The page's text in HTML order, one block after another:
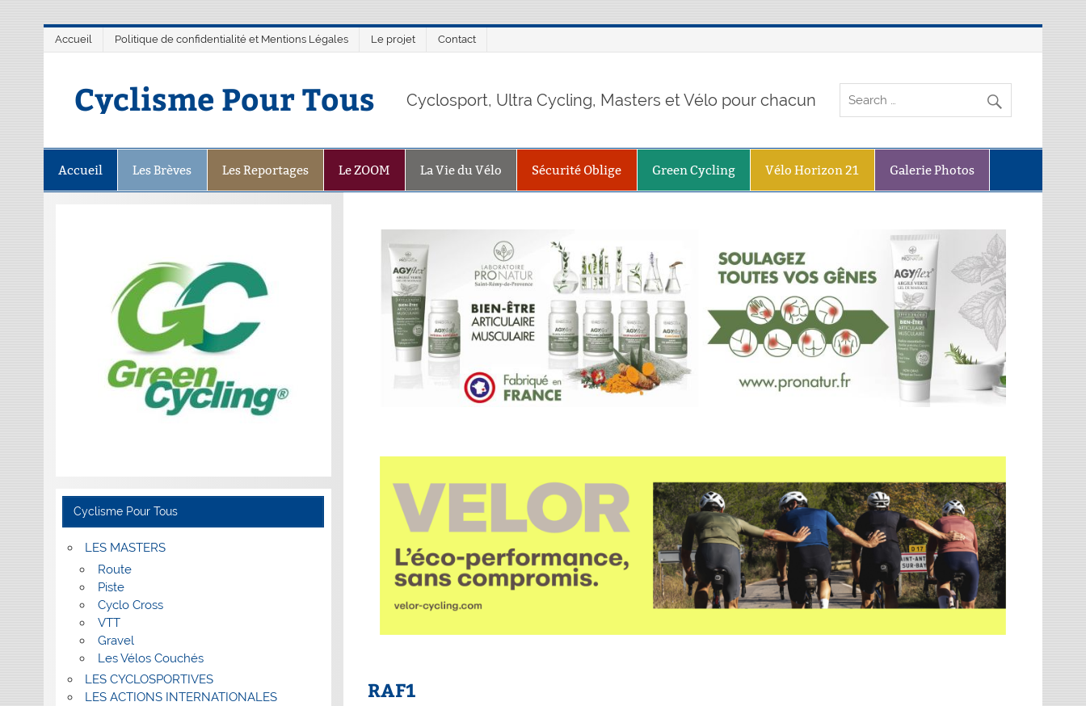
Accueil Politique de confidentialité et Mentions Légales Le projet Contact
Cyclisme Pour Tous Cyclosport, Ultra Cycling, Masters et Vélo pour chacun
Accueil Les Brèves Les Reportages Le ZOOM La Vie du Vélo Sécurité Oblige Green Cycling Vélo Horizon 21 Galerie Photos
RAF1
Cyclisme Pour Tous
LES MASTERS
Route
Piste
Cyclo Cross
VTT
Gravel
Les Vélos Couchés
LES CYCLOSPORTIVES
LES ACTIONS INTERNATIONALES